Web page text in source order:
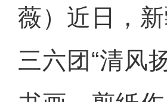
薇）近日，
三六团“清风